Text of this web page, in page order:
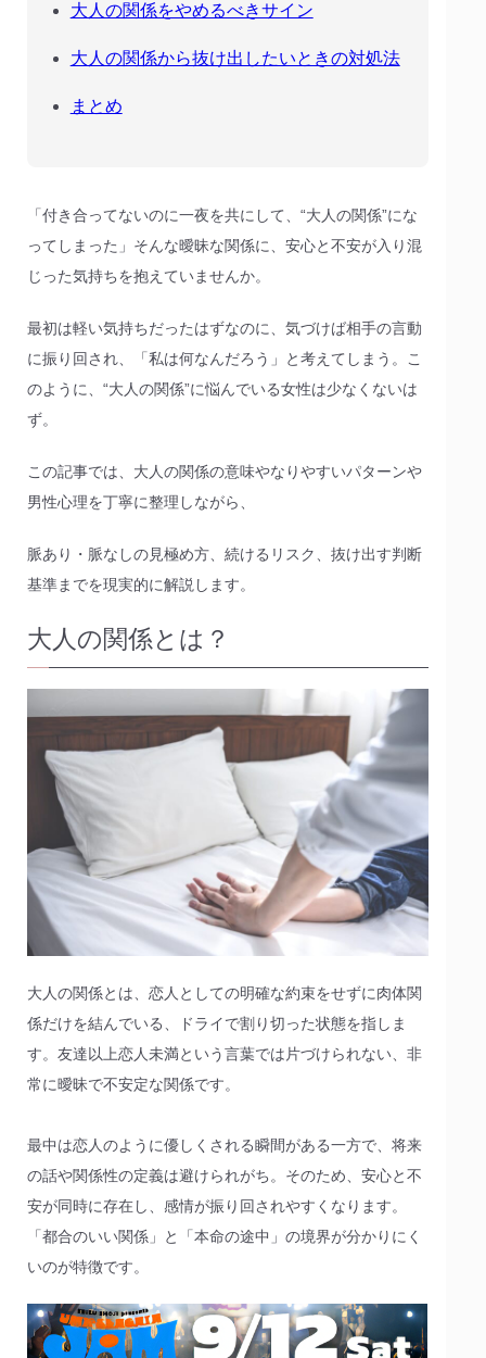
大人の関係をやめるべきサイン
大人の関係から抜け出したいときの対処法
まとめ
「付き合ってないのに一夜を共にして、“大人の関係”にな
ってしまった」そんな曖昧な関係に、安心と不安が入り混
じった気持ちを抱えていませんか。
最初は軽い気持ちだったはずなのに、気づけば相手の言動
に振り回され、「私は何なんだろう」と考えてしまう。こ
のように、“大人の関係”に悩んでいる女性は少なくないは
ず。
この記事では、大人の関係の意味やなりやすいパターンや
男性心理を丁寧に整理しながら、
脈あり・脈なしの見極め方、続けるリスク、抜け出す判断
基準までを現実的に解説します。
大人の関係とは？
大人の関係とは、恋人としての明確な約束をせずに肉体関
係だけを結んでいる、ドライで割り切った状態を指しま
す。友達以上恋人未満という言葉では片づけられない、非
常に曖昧で不安定な関係です。
最中は恋人のように優しくされる瞬間がある一方で、将来
の話や関係性の定義は避けられがち。そのため、安心と不
安が同時に存在し、感情が振り回されやすくなります。
「都合のいい関係」と「本命の途中」の境界が分かりにく
いのが特徴です。